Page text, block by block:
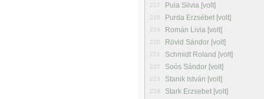
217 Puia Silvia [volt]
218 Purda Erzsébet [volt]
219 Román Livia [volt]
220 Rövid Sándor [volt]
221 Schmidt Roland [volt]
222 Soós Sándor [volt]
223 Stanik István [volt]
224 Stark Erzsebet [volt]